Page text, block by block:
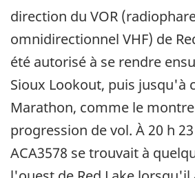
direction du VOR
omnidirectionnel VHF) de
été autorisé à se rendre
Sioux Lookout, puis jusqu'à
Marathon, comme le
progression de vol. À 20 h
ACA3578 se trouvait à